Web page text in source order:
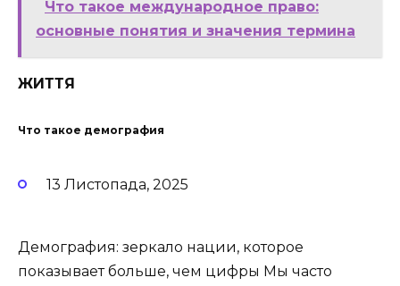
Что такое международное право:
основные понятия и значения термина
ЖИТТЯ
Что такое демография
13 Листопада, 2025
Демография: зеркало нации, которое
показывает больше, чем цифры Мы часто